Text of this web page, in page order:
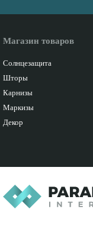
Магазин товаров
Солнцезащита
Шторы
Карнизы
Маркизы
Декор